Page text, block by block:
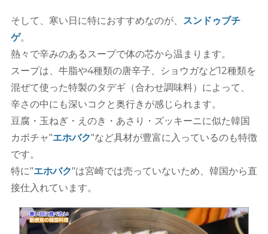
そして、寒い日に特におすすめなのが、 スンドゥブチ
ゲ。
熱々で辛みのあるスープで体の芯から温まります。
スープは、牛脂や4種類の唐辛子、ショウガなど12種類を
混ぜて使った特製のタデギ（合わせ調味料）によって、
辛さの中にも深いコクと奥行きが感じられます。
豆腐・玉ねぎ・えのき・あさり・ズッキーニに似た韓国
カボチャ"エホバク"など具材が豊富に入っているのも特徴
です。
特に"エホバク"は宮崎では売っていないため、韓国から直
接仕入れています。